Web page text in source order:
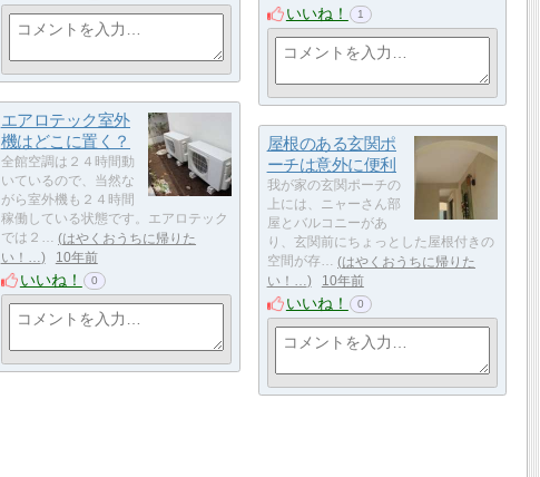
いいね！ 1
エアロテック室外
機はどこに置く？
全館空調は２４時間動
いているので、当然な
がら室外機も２４時間
稼働している状態です。エアロテック
では２…
はやくおうちに帰りた
い！…
10年前
いいね！ 0
屋根のある玄関ポ
ーチは意外に便利
我が家の玄関ポーチの
上には、ニャーさん部
屋とバルコニーがあ
り、玄関前にちょっとした屋根付きの
空間が存…
はやくおうちに帰りた
い！…
10年前
いいね！ 0